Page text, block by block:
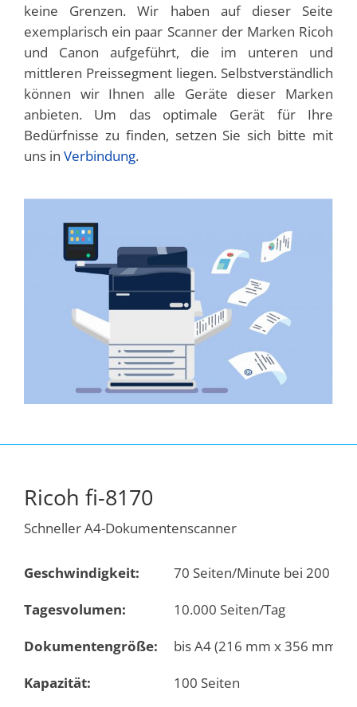
keine Grenzen. Wir haben auf dieser Seite
exemplarisch ein paar Scanner der Marken Ricoh
und Canon aufgeführt, die im unteren und
mittleren Preis­segment liegen. Selbst­verständlich
können wir Ihnen alle Geräte dieser Marken
anbieten. Um das optimale Gerät für Ihre
Bedürfnisse zu finden, setzen Sie sich bitte mit
uns in Verbindung.
Ricoh fi-8170
Schneller A4-Dokumentenscanner
Geschwindigkeit:
70 Seiten/Minute bei 200 dpi
Tagesvolumen:
10.000 Seiten/Tag
Dokumentengröße:
bis A4 (216 mm x 356 mm)
Kapazität:
100 Seiten